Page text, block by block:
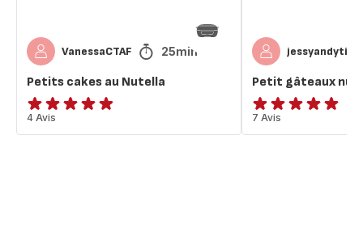
VanessaCTAF 25min
Petits cakes au Nutella
ratings.4.8
4 Avis
Petit gâteaux
ratings.4.9
7 Avis